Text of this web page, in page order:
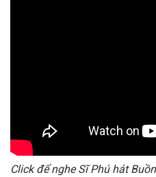
Click để nghe Sĩ Phú hát